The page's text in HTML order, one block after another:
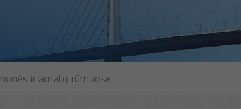
ir amatų rūmuose